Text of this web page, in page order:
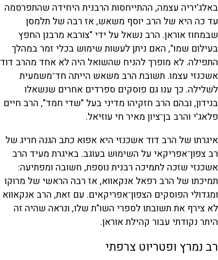
באלג'יריה עצמה, ההתייחסות הרבנית היחידה שהתפרסמה
עד כה היא של הרב יוסף משאש, אז רבה של תלמסן
שבמחוז אוראן. הרב נשאל על ידי "צורבא מרבנן החפץ
בעילום שמו", האם ניתן לעשות שימוש בכלי זמר במהלך
התפילה. לא מופרך להניח שהשואל היה לא אחד מהרב דוד
אשכנזי עצמו. תשובת הרב משאש הייתה חד־משמעית
לשלילה. כך ענו גם פוסקים ספרדים אחרים שנשאלו
בנידון, ובהם הרב חזקיהו מדיני בעל "שדי חמד", הרב חיים
פלאג'י והרב בן־ציון מאיר חי עוזיאל.
איגרתו של הרב דוד אשכנזי היא אפוא כתב הגנה חריג של
רב צפון־אפריקאי על השימוש בעוגב. באיגרת מעיד הרב
אשכנזי שזכה לתמיכה רבנית נוספת, חשובה ומפתיעה:
תמיכתו של הרב רפאל אנקאווא, אז רבה הראשי של מרוקו
ומגדולי הפוסקים הצפון־אפריקאים. עם זאת, הרב אנקאווא
לא צירף את תשובתו לספרי השו"ת שלו, ונראה שהיה זה
היתר נקודתי עבור קהילת אוראן.
רב נמרץ ופטריוט צרפתי